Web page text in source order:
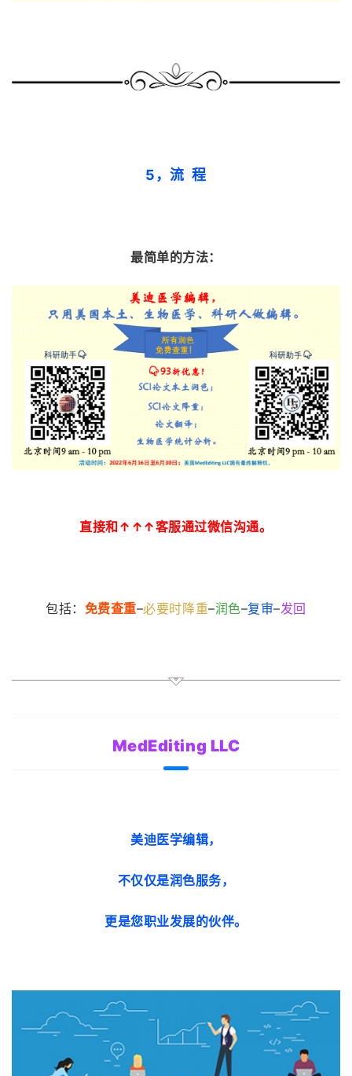
5，流 程
最简单的方法：
直接和↑↑↑客服通过微信沟通。
包括： 免费查重–必要时降重–润色–复审–发回
MedEditing LLC
美迪医学编辑，
不仅仅是润色服务，
更是您职业发展的伙伴。